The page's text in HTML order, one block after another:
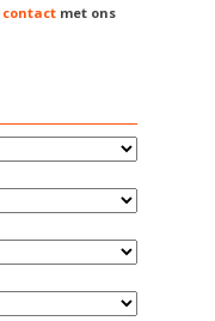
contact met ons